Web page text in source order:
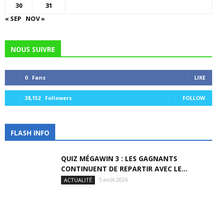
30
31
« SEP
NOV »
NOUS SUIVRE
0 Fans LIKE
38,152 Followers FOLLOW
FLASH INFO
QUIZ MÉGAWIN 3 : LES GAGNANTS
CONTINUENT DE REPARTIR AVEC LE...
ACTUALITÉ 5 août 2026